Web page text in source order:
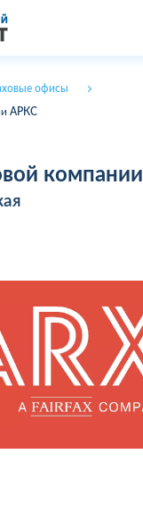
офисы
АРКС
компании